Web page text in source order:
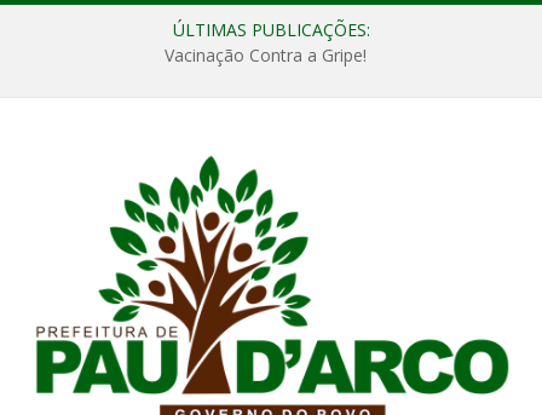
ÚLTIMAS PUBLICAÇÕES:
Vacinação Contra a Gripe!